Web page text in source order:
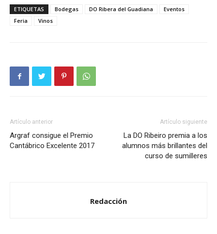
ETIQUETAS Bodegas DO Ribera del Guadiana
Eventos
Feria
Vinos
Artículo anterior
Argraf consigue el Premio
Cantábrico Excelente 2017
Artículo siguiente
La DO Ribeiro premia a los
alumnos más brillantes del
curso de sumilleres
Redacción